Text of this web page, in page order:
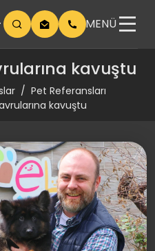
MENÜ
kavuştu
Pet Referansları
kavuştu